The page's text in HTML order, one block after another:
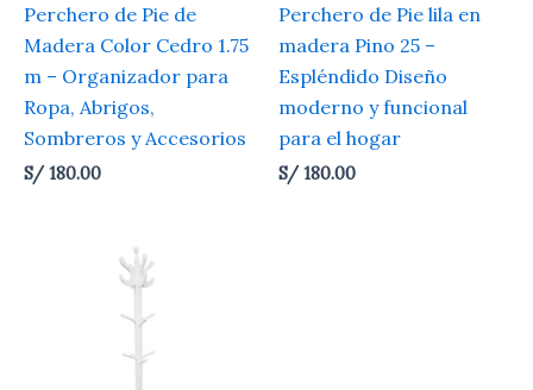
Perchero de Pie de
Madera Color Cedro 1.75
m – Organizador para
Ropa, Abrigos,
Sombreros y Accesorios
S/180.00
Perchero de Pie lila en
madera Pino 25 –
Espléndido Diseño
moderno y funcional
para el hogar
S/180.00